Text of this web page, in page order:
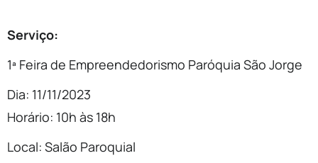
Serviço:
1ª Feira de Empreendedorismo Paróquia São Jorge
Dia: 11/11/2023
Horário: 10h às 18h
Local: Salão Paroquial